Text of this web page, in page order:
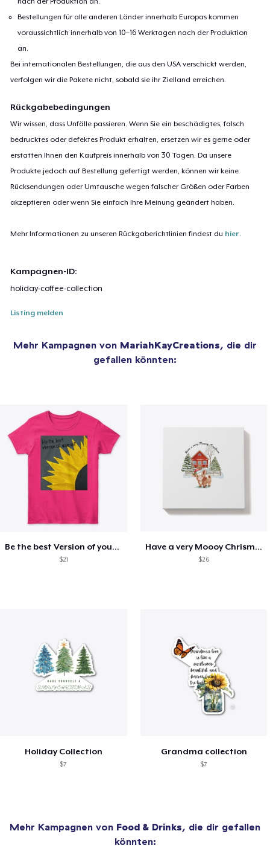
Bestellungen für alle anderen Länder innerhalb Europas kommen
voraussichtlich innerhalb von 10–16 Werktagen nach der Produktion
an.
Bei internationalen Bestellungen, die aus den USA verschickt werden,
verfolgen wir die Pakete nicht, sobald sie ihr Zielland erreichen.
Rückgabebedingungen
Wir wissen, dass Unfälle passieren. Wenn Sie ein beschädigtes, falsch
bedrucktes oder defektes Produkt erhalten, ersetzen wir es gerne oder
erstatten Ihnen den Kaufpreis innerhalb von 30 Tagen. Da unsere
Produkte jedoch auf Bestellung gefertigt werden, können wir keine
Rücksendungen oder Umtausche wegen falscher Größen oder Farben
akzeptieren oder wenn Sie einfach Ihre Meinung geändert haben.
Mehr Informationen zu unseren Rückgaberichtlinien findest du hier.
Kampagnen-ID:
holiday-coffee-collection
Listing melden
Mehr Kampagnen von MariahKayCreations, die dir
gefallen könnten:
Be the best Version of yourself T-shirt
$21
Have a very Moooy Chrismtas
$26
Holiday Collection
$7
Grandma collection
$7
Mehr Kampagnen von Food & Drinks, die dir gefallen
könnten: